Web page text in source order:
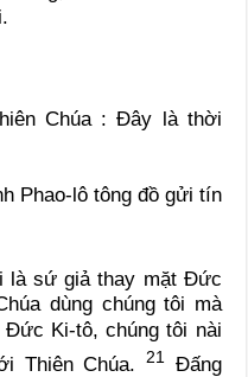
Chúa : Đây là thời
Phao-lô tông đồ gửi tín
là sứ giả thay mặt Đức
dùng chúng tôi mà
Đức Ki-tô, chúng tôi nài
Thiên Chúa.21 Đấng